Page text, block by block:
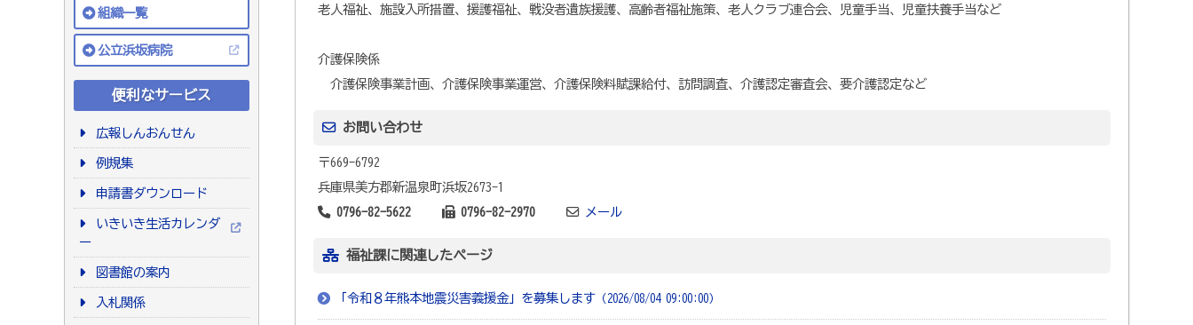
組織一覧
公立浜坂病院
便利なサービス
広報しんおんせん
例規集
申請書ダウンロード
いきいき生活カレンダ
ー
図書館の案内
入札関係
老人福祉、施設入所措置、援護福祉、戦没者遺族援護、高齢者福祉施策、老人クラブ連合会、児童手当、児童扶養手当など
介護保険係
介護保険事業計画、介護保険事業運営、介護保険料賦課給付、訪問調査、介護認定審査会、要介護認定など
お問い合わせ
〒669-6792
兵庫県美方郡新温泉町浜坂2673-1
0796-82-5622
0796-82-2970 メール
福祉課に関連したページ
「令和８年熊本地震災害義援金」を募集します （2026/08/04 09:00:00）